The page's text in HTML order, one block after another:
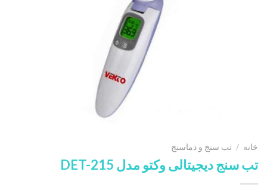
خانه / تب سنج و دماسنج
تب سنج دیجیتالی وکتو مدل DET-215